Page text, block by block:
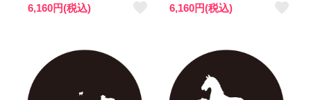
6,160円(税込) 6,160円(税込)